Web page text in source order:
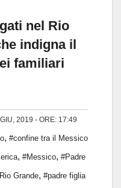
nel Rio
indigna il
familiari
2019 - ORE: 17:49
, #confine tra il Messico
, #Messico, #Padre
Grande, #padre figlia